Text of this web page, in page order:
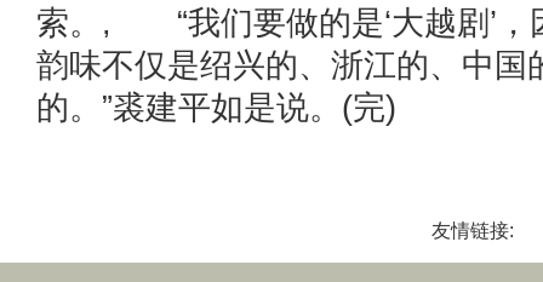
索。, “我们要做的是‘大越剧’，
韵味不仅是绍兴的、浙江的、中国
的。”裘建平如是说。(完)
友情链接: